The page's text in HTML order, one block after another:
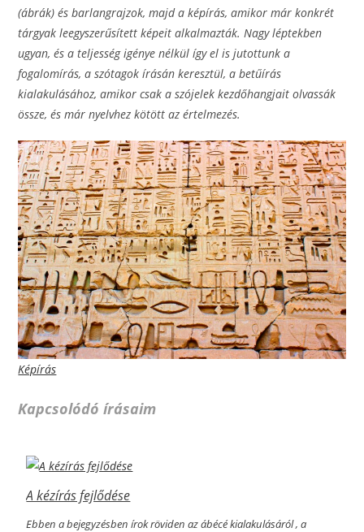
(ábrák) és barlangrajzok, majd a képírás, amikor már konkrét
tárgyak leegyszerűsített képeit alkalmazták. Nagy léptekben
ugyan, és a teljesség igénye nélkül így el is jutottunk a
fogalomírás, a szótagok írásán keresztül, a betűírás
kialakulásához, amikor csak a szójelek kezdőhangjait olvassák
össze, és már nyelvhez kötött az értelmezés.
Képírás
Kapcsolódó írásaim
A kézírás fejlődése
Ebben a bejegyzésben írok röviden az ábécé kialakulásáról , a